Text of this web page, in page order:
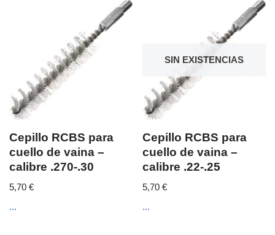
Cepillo RCBS para
cuello de vaina –
calibre .270-.30
5,70 €
...
SIN EXISTENCIAS
Cepillo RCBS para
cuello de vaina –
calibre .22-.25
5,70€
...